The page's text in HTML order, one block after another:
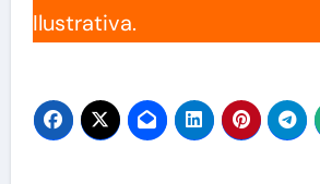
Ilustrativa.